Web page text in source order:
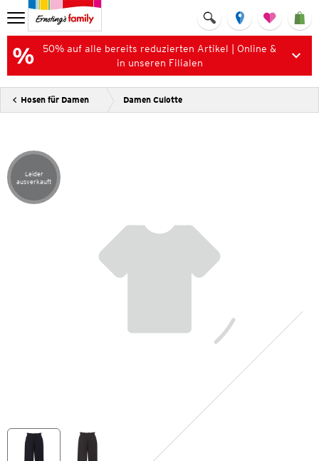
50% auf alle bereits reduzierten Artikel | Online &
in unseren Filialen
Hosen für Damen Damen Culotte
Artikel leider ausverkauft
Leider
ausverkauft